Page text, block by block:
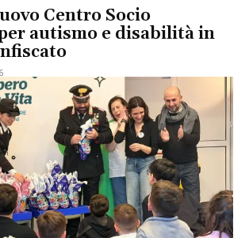
Centro Socio
autismo e disabilità in